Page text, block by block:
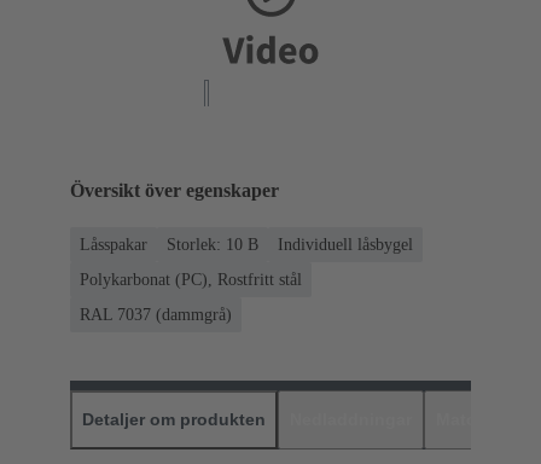
Översikt över egenskaper
Låsspakar Storlek: 10 B
Individuell låsbygel
Polykarbonat (PC), Rostfritt stål
RAL 7037 (dammgrå)
Detaljer om produkten